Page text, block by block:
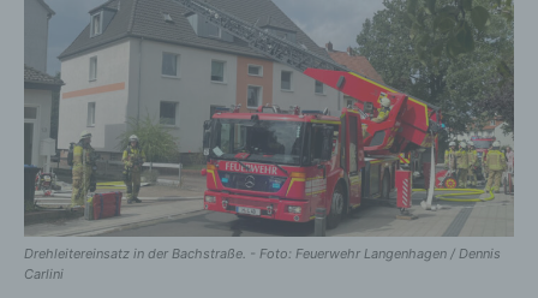
Drehleitereinsatz in der Bachstraße. - Foto: Feuerwehr Langenhagen / Dennis
Carlini